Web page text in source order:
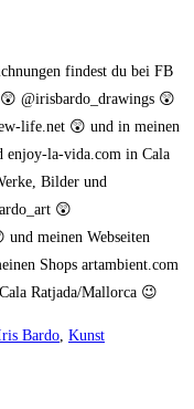
findest du bei FB
@irisbardo_drawings 😲
life.net 😲 und in meinen
enjoy-la-vida.com in Cala
Bilder und
😲
meinen Webseiten
Shops artambient.com
Ratjada/Mallorca 😉
Bardo, Kunst